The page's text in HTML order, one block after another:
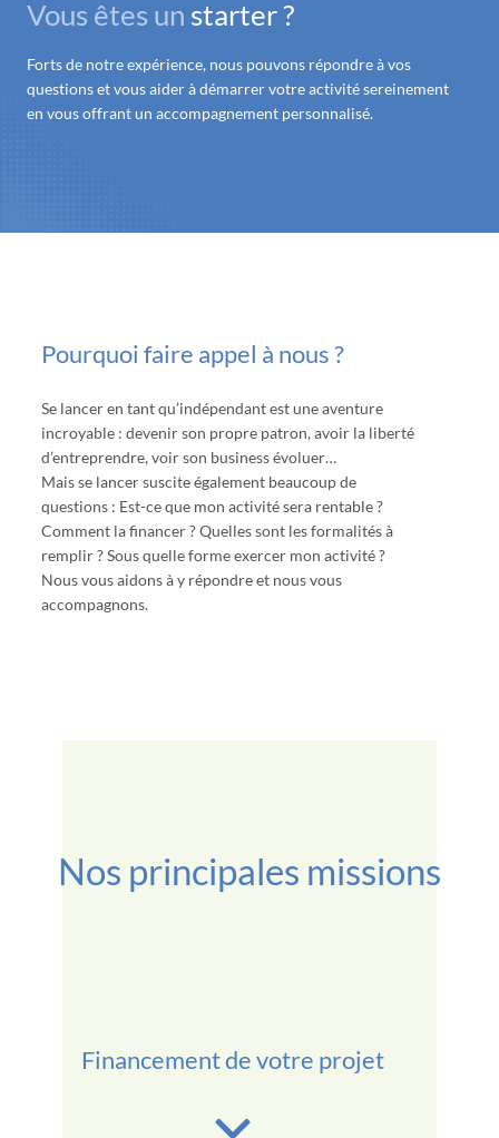
Vous êtes un starter ?
Forts de notre expérience, nous pouvons répondre à vos
questions et vous aider à démarrer votre activité sereinement
en vous offrant un accompagnement personnalisé.
Pourquoi faire appel à nous ?
Se lancer en tant qu’indépendant est une aventure
incroyable : devenir son propre patron, avoir la liberté
d’entreprendre, voir son business évoluer…
Mais se lancer suscite également beaucoup de
questions : Est-ce que mon activité sera rentable ?
Comment la financer ? Quelles sont les formalités à
remplir ? Sous quelle forme exercer mon activité ?
Nous vous aidons à y répondre et nous vous
accompagnons.
Nos principales missions
Financement de votre projet